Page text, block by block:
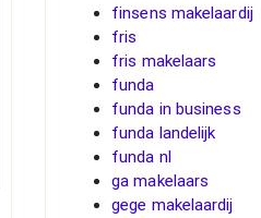
finsens makelaardij
fris
fris makelaars
funda
funda in business
funda landelijk
funda nl
ga makelaars
gege makelaardij